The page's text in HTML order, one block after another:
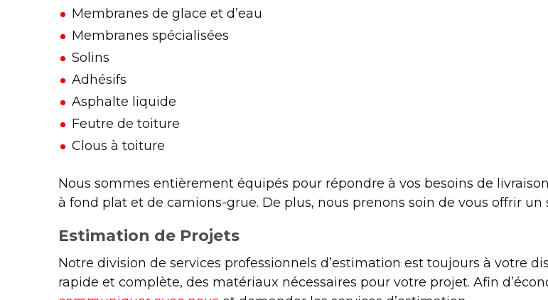
Membranes de glace et d’eau
Membranes spécialisées
Solins
Adhésifs
Asphalte liquide
Feutre de toiture
Clous à toiture
Nous sommes entièrement équipés pour répondre à vos besoins de
à fond plat et de camions-grue. De plus, nous prenons soin de vous offrir
Estimation de Projets
Notre division de services professionnels d’estimation est toujours à votre
rapide et complète, des matériaux nécessaires pour votre projet. Afin